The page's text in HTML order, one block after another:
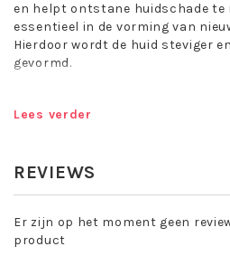
en helpt ontstane huidschade te
essentieel in de vorming van
Hierdoor wordt de huid steviger
gevormd.
de cosmetica met bewezen
stevigheid van de huid behouden
Door de regenererende en
kan het ook uitstekend ingezet
acne, rosacea en pigmentvlekjes
Lees verder
REVIEWS
Er zijn op het moment geen
product